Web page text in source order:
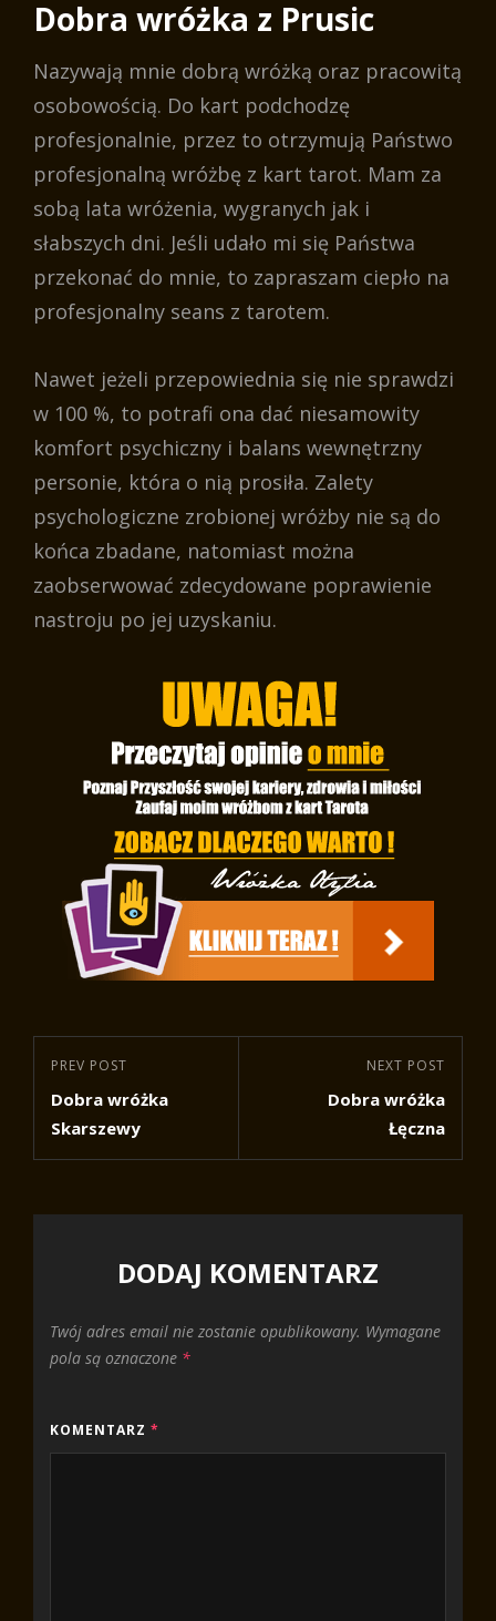
Dobra wróżka z Prusic
Nazywają mnie dobrą wróżką oraz pracowitą
osobowością. Do kart podchodzę
profesjonalnie, przez to otrzymują Państwo
profesjonalną wróżbę z kart tarot. Mam za
sobą lata wróżenia, wygranych jak i
słabszych dni. Jeśli udało mi się Państwa
przekonać do mnie, to zapraszam ciepło na
profesjonalny seans z tarotem.
Nawet jeżeli przepowiednia się nie sprawdzi
w 100 %, to potrafi ona dać niesamowity
komfort psychiczny i balans wewnętrzny
personie, która o nią prosiła. Zalety
psychologiczne zrobionej wróżby nie są do
końca zbadane, natomiast można
zaobserwować zdecydowane poprawienie
nastroju po jej uzyskaniu.
Nawigacja
wpisu
Previous
Post
PREV POST
Dobra wróżka
Skarszewy
NEXT POST
Dobra wróżka
Łęczna
DODAJ KOMENTARZ
Twój adres email nie zostanie opublikowany. Wymagane
pola są oznaczone *
KOMENTARZ *